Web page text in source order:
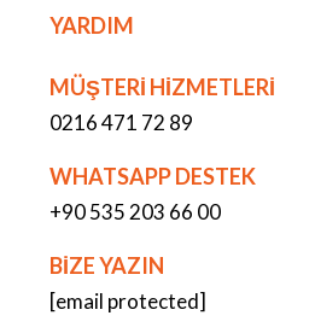
YARDIM
MÜŞTERİ HİZMETLERİ
0216 471 72 89
WHATSAPP DESTEK
+90 535 203 66 00
BİZE YAZIN
[email protected]